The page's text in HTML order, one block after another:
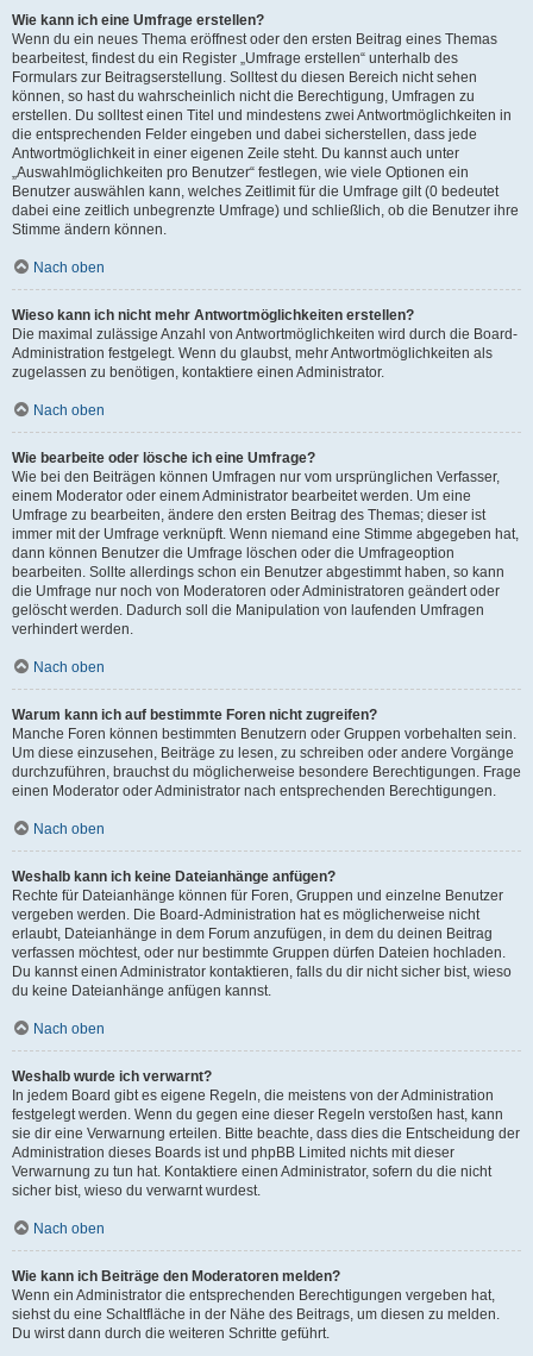
Wie kann ich eine Umfrage erstellen?
Wenn du ein neues Thema eröffnest oder den ersten Beitrag eines Themas
bearbeitest, findest du ein Register „Umfrage erstellen“ unterhalb des
Formulars zur Beitragserstellung. Solltest du diesen Bereich nicht sehen
können, so hast du wahrscheinlich nicht die Berechtigung, Umfragen zu
erstellen. Du solltest einen Titel und mindestens zwei Antwortmöglichkeiten in
die entsprechenden Felder eingeben und dabei sicherstellen, dass jede
Antwortmöglichkeit in einer eigenen Zeile steht. Du kannst auch unter
„Auswahlmöglichkeiten pro Benutzer“ festlegen, wie viele Optionen ein
Benutzer auswählen kann, welches Zeitlimit für die Umfrage gilt (0 bedeutet
dabei eine zeitlich unbegrenzte Umfrage) und schließlich, ob die Benutzer ihre
Stimme ändern können.
Nach oben
Wieso kann ich nicht mehr Antwortmöglichkeiten erstellen?
Die maximal zulässige Anzahl von Antwortmöglichkeiten wird durch die Board-
Administration festgelegt. Wenn du glaubst, mehr Antwortmöglichkeiten als
zugelassen zu benötigen, kontaktiere einen Administrator.
Nach oben
Wie bearbeite oder lösche ich eine Umfrage?
Wie bei den Beiträgen können Umfragen nur vom ursprünglichen Verfasser,
einem Moderator oder einem Administrator bearbeitet werden. Um eine
Umfrage zu bearbeiten, ändere den ersten Beitrag des Themas; dieser ist
immer mit der Umfrage verknüpft. Wenn niemand eine Stimme abgegeben hat,
dann können Benutzer die Umfrage löschen oder die Umfrageoption
bearbeiten. Sollte allerdings schon ein Benutzer abgestimmt haben, so kann
die Umfrage nur noch von Moderatoren oder Administratoren geändert oder
gelöscht werden. Dadurch soll die Manipulation von laufenden Umfragen
verhindert werden.
Nach oben
Warum kann ich auf bestimmte Foren nicht zugreifen?
Manche Foren können bestimmten Benutzern oder Gruppen vorbehalten sein.
Um diese einzusehen, Beiträge zu lesen, zu schreiben oder andere Vorgänge
durchzuführen, brauchst du möglicherweise besondere Berechtigungen. Frage
einen Moderator oder Administrator nach entsprechenden Berechtigungen.
Nach oben
Weshalb kann ich keine Dateianhänge anfügen?
Rechte für Dateianhänge können für Foren, Gruppen und einzelne Benutzer
vergeben werden. Die Board-Administration hat es möglicherweise nicht
erlaubt, Dateianhänge in dem Forum anzufügen, in dem du deinen Beitrag
verfassen möchtest, oder nur bestimmte Gruppen dürfen Dateien hochladen.
Du kannst einen Administrator kontaktieren, falls du dir nicht sicher bist, wieso
du keine Dateianhänge anfügen kannst.
Nach oben
Weshalb wurde ich verwarnt?
In jedem Board gibt es eigene Regeln, die meistens von der Administration
festgelegt werden. Wenn du gegen eine dieser Regeln verstoßen hast, kann
sie dir eine Verwarnung erteilen. Bitte beachte, dass dies die Entscheidung der
Administration dieses Boards ist und phpBB Limited nichts mit dieser
Verwarnung zu tun hat. Kontaktiere einen Administrator, sofern du die nicht
sicher bist, wieso du verwarnt wurdest.
Nach oben
Wie kann ich Beiträge den Moderatoren melden?
Wenn ein Administrator die entsprechenden Berechtigungen vergeben hat,
siehst du eine Schaltfläche in der Nähe des Beitrags, um diesen zu melden.
Du wirst dann durch die weiteren Schritte geführt.